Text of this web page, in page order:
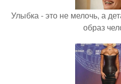
Улыбка - это не мелочь, а
образ